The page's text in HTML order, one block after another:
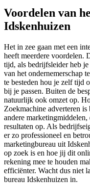
Voordelen van
Idskenhuizen
Het in zee gaan met een
heeft meerdere voordelen.
tijd, als bedrijfsleider heb
van het ondernemerschap
te besteden hou je zelf tijd
bij je passen. Buiten de
natuurlijk ook omzet op.
Zoekmachine adverteren
andere
resultaten op. Als
er zo professioneel en
marketingbureau uit
op zoek is en hoe jij dit
rekening mee te houden
efficiënter. Wacht dus niet
bureau Idskenhuizen in.